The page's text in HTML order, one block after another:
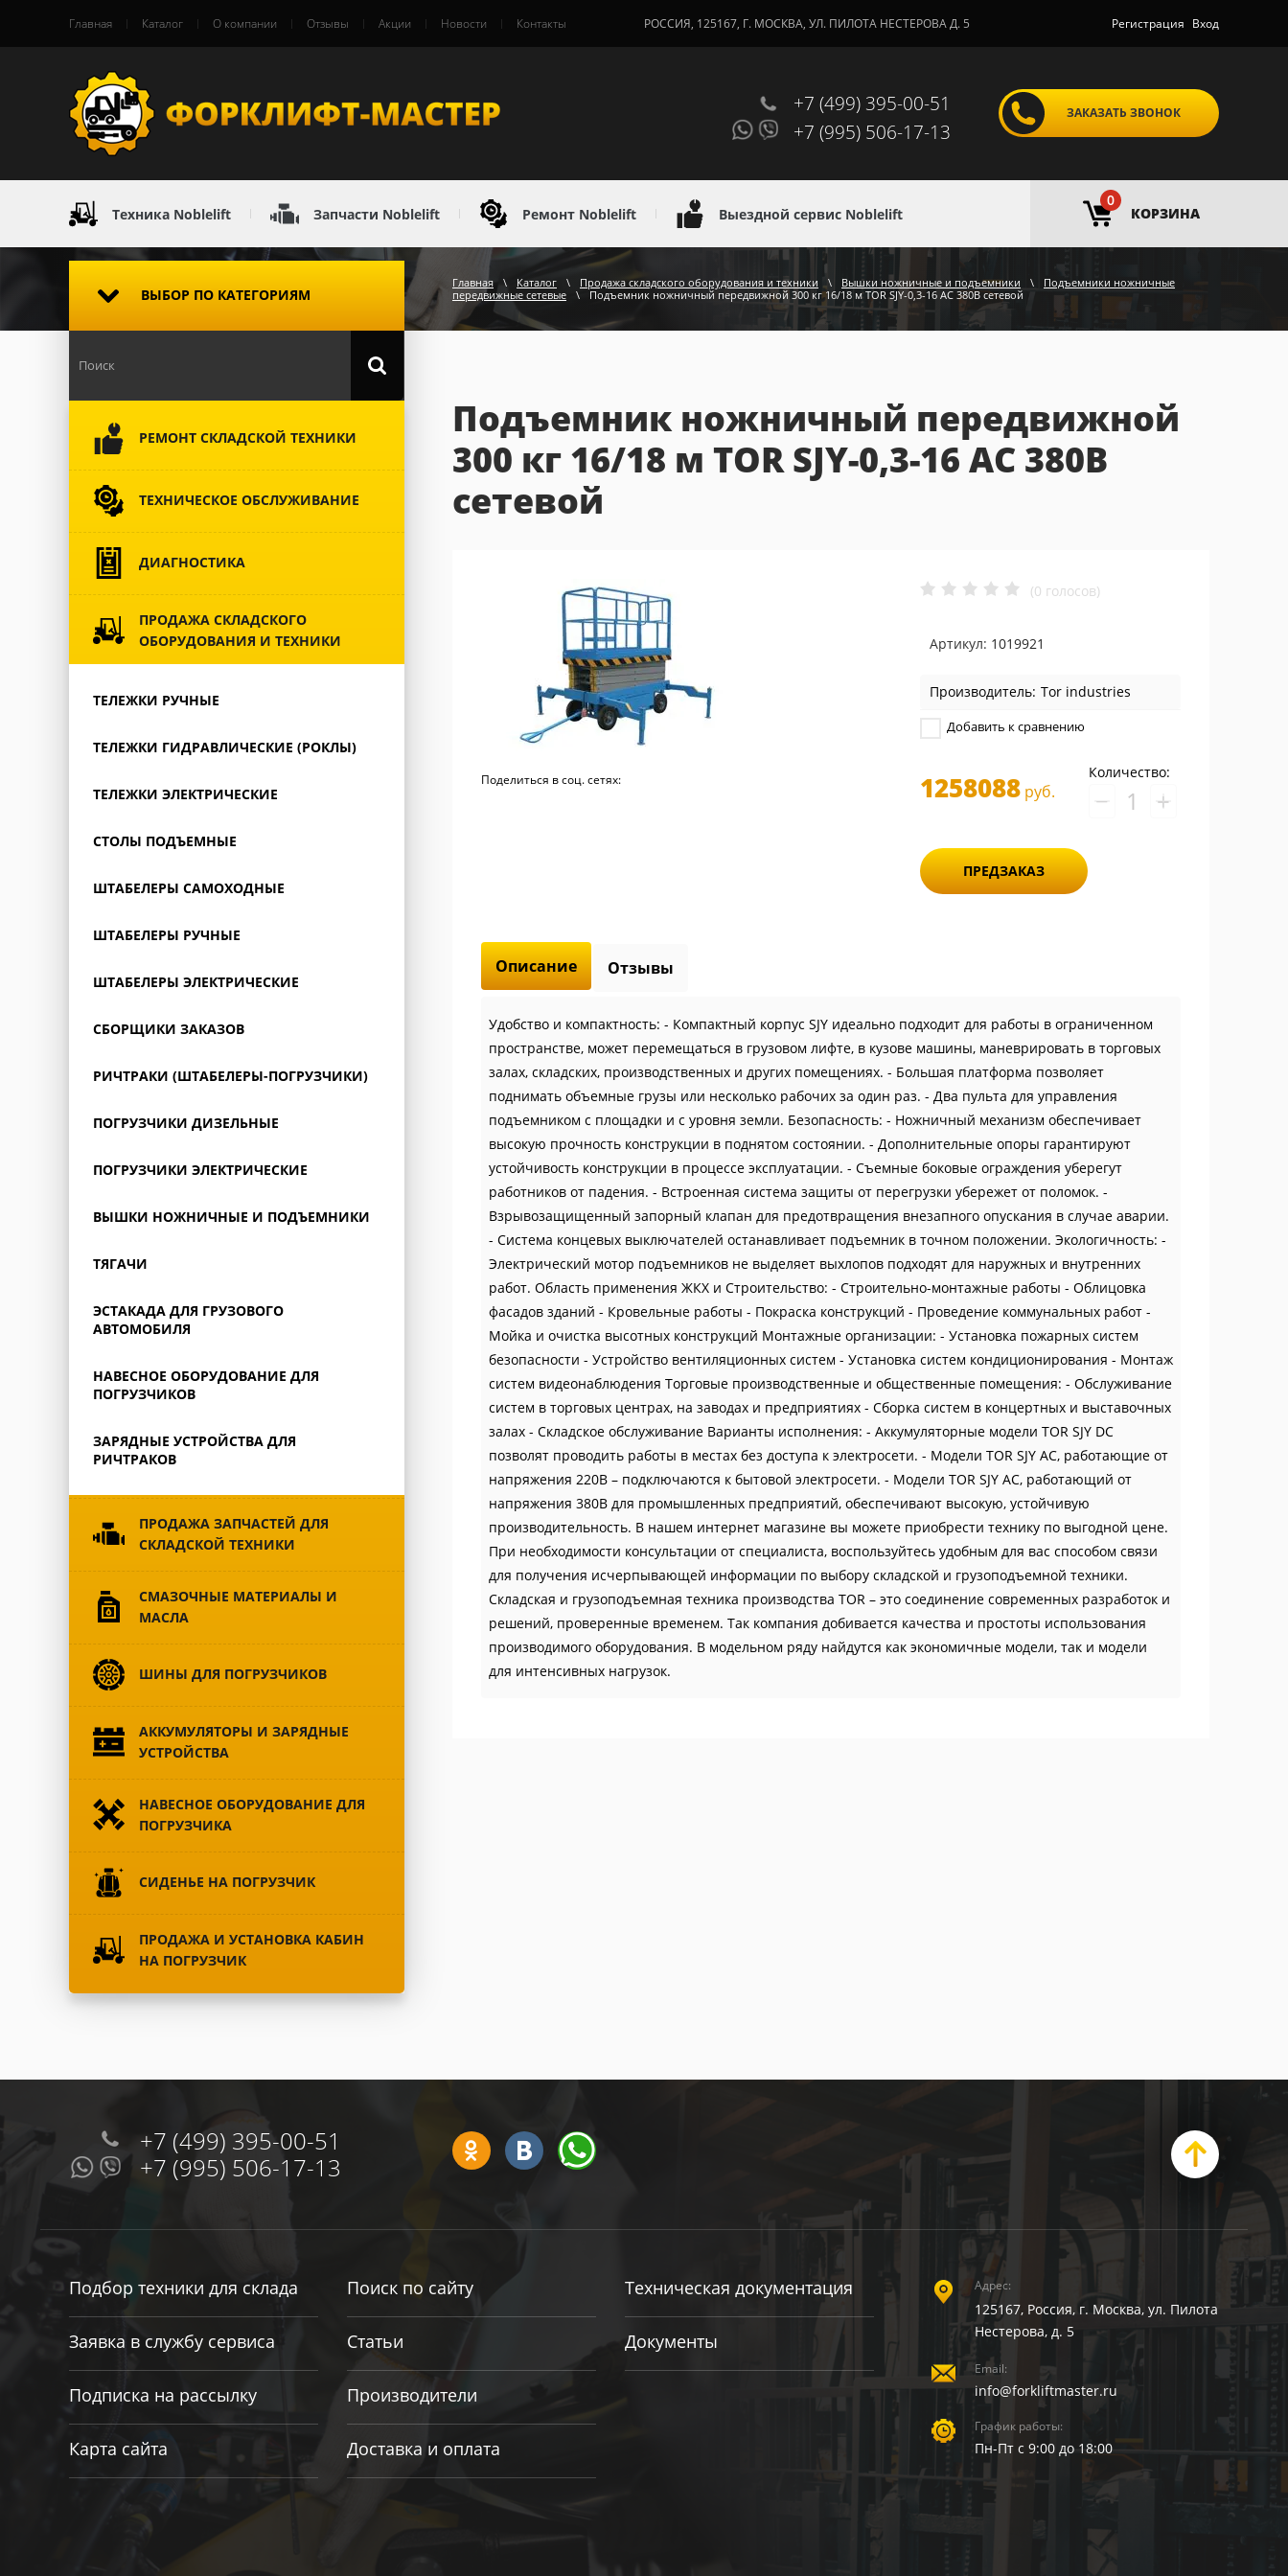
Главная Каталог О компании Отзывы Акции Новости Контакты РОССИЯ, 125167, Г. МОСКВА, УЛ. ПИЛОТА НЕСТЕРОВА Д. 5 Регистрация Вход
+7 (499) 395-00-51
+7 (995) 506-17-13
ЗАКАЗАТЬ ЗВОНОК
Техника Noblelift Запчасти Noblelift Ремонт Noblelift Выездной сервис Noblelift
0
КОРЗИНА
Главная \ Каталог \ Продажа складского оборудования и техники \ Вышки ножничные и подъемники \
Подъемники ножничные
передвижные сетевые
\ Подъемник ножничный передвижной 300 кг 16/18 м TOR SJY-0,3-16 AC 380В сетевой
ВЫБОР ПО КАТЕГОРИЯМ
РЕМОНТ СКЛАДСКОЙ ТЕХНИКИ
ТЕХНИЧЕСКОЕ ОБСЛУЖИВАНИЕ
ДИАГНОСТИКА
ПРОДАЖА СКЛАДСКОГО
ОБОРУДОВАНИЯ И ТЕХНИКИ
ТЕЛЕЖКИ РУЧНЫЕ
ТЕЛЕЖКИ ГИДРАВЛИЧЕСКИЕ (РОКЛЫ)
ТЕЛЕЖКИ ЭЛЕКТРИЧЕСКИЕ
СТОЛЫ ПОДЪЕМНЫЕ
ШТАБЕЛЕРЫ САМОХОДНЫЕ
ШТАБЕЛЕРЫ РУЧНЫЕ
ШТАБЕЛЕРЫ ЭЛЕКТРИЧЕСКИЕ
СБОРЩИКИ ЗАКАЗОВ
РИЧТРАКИ (ШТАБЕЛЕРЫ-ПОГРУЗЧИКИ)
ПОГРУЗЧИКИ ДИЗЕЛЬНЫЕ
ПОГРУЗЧИКИ ЭЛЕКТРИЧЕСКИЕ
ВЫШКИ НОЖНИЧНЫЕ И ПОДЪЕМНИКИ
ТЯГАЧИ
ЭСТАКАДА ДЛЯ ГРУЗОВОГО
АВТОМОБИЛЯ
НАВЕСНОЕ ОБОРУДОВАНИЕ ДЛЯ
ПОГРУЗЧИКОВ
ЗАРЯДНЫЕ УСТРОЙСТВА ДЛЯ
РИЧТРАКОВ
ПРОДАЖА ЗАПЧАСТЕЙ ДЛЯ
СКЛАДСКОЙ ТЕХНИКИ
CМАЗОЧНЫЕ МАТЕРИАЛЫ И
МАСЛА
ШИНЫ ДЛЯ ПОГРУЗЧИКОВ
АККУМУЛЯТОРЫ И ЗАРЯДНЫЕ
УСТРОЙСТВА
НАВЕСНОЕ ОБОРУДОВАНИЕ ДЛЯ
ПОГРУЗЧИКА
СИДЕНЬЕ НА ПОГРУЗЧИК
ПРОДАЖА И УСТАНОВКА КАБИН
НА ПОГРУЗЧИК
Подъемник ножничный передвижной
300 кг 16/18 м TOR SJY-0,3-16 AC 380В
сетевой
Поделиться в соц. сетях:
(0 голосов)
Артикул: 1019921
Производитель: Tor industries
Добавить к сравнению
1258088 руб.
Количество:
− +
ПРЕДЗАКАЗ
Описание Отзывы
Удобство и компактность: - Компактный корпус SJY идеально подходит для работы в ограниченном
пространстве, может перемещаться в грузовом лифте, в кузове машины, маневрировать в торговых
залах, складских, производственных и других помещениях. - Большая платформа позволяет
поднимать объемные грузы или несколько рабочих за один раз. - Два пульта для управления
подъемником с площадки и с уровня земли. Безопасность: - Ножничный механизм обеспечивает
высокую прочность конструкции в поднятом состоянии. - Дополнительные опоры гарантируют
устойчивость конструкции в процессе эксплуатации. - Съемные боковые ограждения уберегут
работников от падения. - Встроенная система защиты от перегрузки убережет от поломок. -
Взрывозащищенный запорный клапан для предотвращения внезапного опускания в случае аварии.
- Система концевых выключателей останавливает подъемник в точном положении. Экологичность: -
Электрический мотор подъемников не выделяет выхлопов подходят для наружных и внутренних
работ. Область применения ЖКХ и Строительство: - Строительно-монтажные работы - Облицовка
фасадов зданий - Кровельные работы - Покраска конструкций - Проведение коммунальных работ -
Мойка и очистка высотных конструкций Монтажные организации: - Установка пожарных систем
безопасности - Устройство вентиляционных систем - Установка систем кондиционирования - Монтаж
систем видеонаблюдения Торговые производственные и общественные помещения: - Обслуживание
систем в торговых центрах, на заводах и предприятиях - Сборка систем в концертных и выставочных
залах - Складское обслуживание Варианты исполнения: - Аккумуляторные модели TOR SJY DC
позволят проводить работы в местах без доступа к электросети. - Модели TOR SJY AC, работающие от
напряжения 220В – подключаются к бытовой электросети. - Модели TOR SJY AC, работающий от
напряжения 380В для промышленных предприятий, обеспечивают высокую, устойчивую
производительность. В нашем интернет магазине вы можете приобрести технику по выгодной цене.
При необходимости консультации от специалиста, воспользуйтесь удобным для вас способом связи
для получения исчерпывающей информации по выбору складской и грузоподъемной техники.
Складская и грузоподъемная техника производства TOR – это соединение современных разработок и
решений, проверенные временем. Так компания добивается качества и простоты использования
производимого оборудования. В модельном ряду найдутся как экономичные модели, так и модели
для интенсивных нагрузок.
+7 (499) 395-00-51
+7 (995) 506-17-13
Подбор техники для склада
Заявка в службу сервиса
Подписка на рассылку
Карта сайта
Поиск по сайту
Статьи
Производители
Доставка и оплата
Техническая документация
Документы
Адрес:
125167, Россия, г. Москва, ул. Пилота
Нестерова, д. 5
Email:
info@forkliftmaster.ru
График работы:
Пн-Пт с 9:00 до 18:00